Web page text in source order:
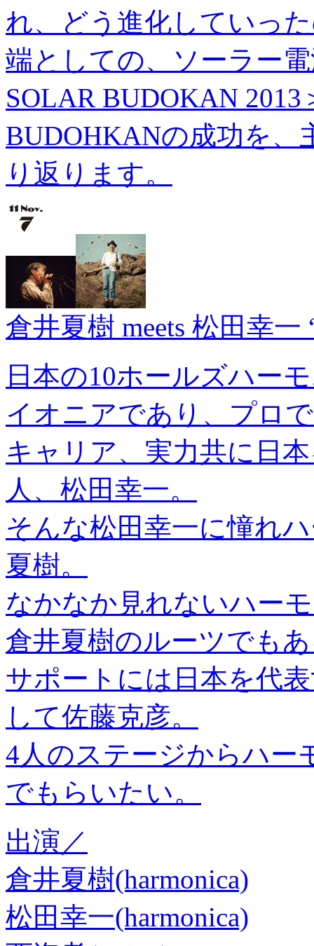
れ、どう進化していっ
端としての、ソーラー
SOLAR BUDOKAN
BUDOHKANの成功を、
り返ります。
倉井夏樹 meets 松田幸一
日本の10ホールズハー
イオニアであり、プロ
キャリア、実力共に日
人、松田幸一。
そんな松田幸一に憧れ
夏樹。
なかなか見れないハー
倉井夏樹のルーツでも
サポートには日本を代
して佐藤克彦。
4人のステージからハー
でもらいたい。
出演／
倉井夏樹(harmonica)
松田幸一(harmonica)